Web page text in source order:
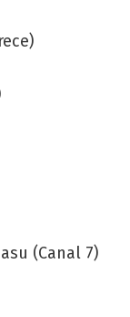
(Canal 7)